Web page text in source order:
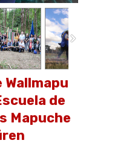
de
Mapuche